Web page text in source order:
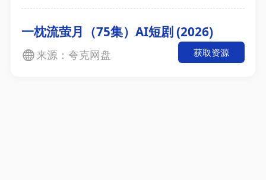
一枕流萤月（75集）AI短剧 (2026)
来源：夸克网盘 获取资源